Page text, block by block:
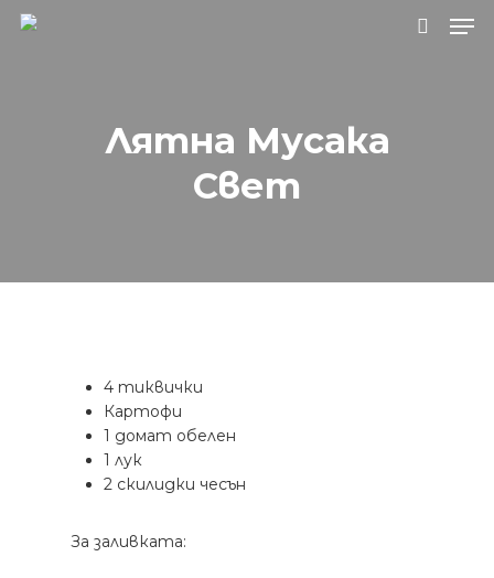
Натиснете Enter за търсене или ESC, за
да затворите.
Лятна Мусака
Свет
4 тиквички
Картофи
1 домат обелен
1 лук
2 скилидки чесън
За заливката: